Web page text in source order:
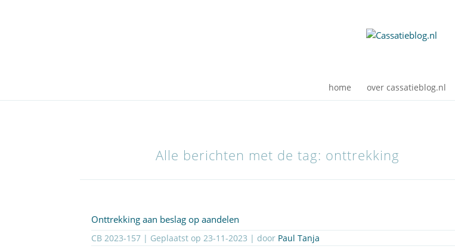
home over cassatieblog.nl
Alle berichten met de tag: onttrekking
Onttrekking aan beslag op aandelen
CB 2023-157 | Geplaatst op23-11-2023 | door Paul Tanja